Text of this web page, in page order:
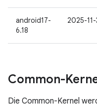
android17-
6.18
2025-
Common-
Die Common-Kernel